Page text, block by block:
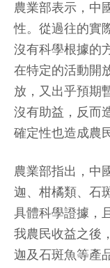
農業部表示，中
性。從過往的實
沒有科學根據的
在特定的活動開
放，又出乎預期
沒有助益，反而
確定性也造成農
農業部指出，中
迦、柑橘類、石
具體科學證據，
我農民收益之後
迦及石斑魚等產